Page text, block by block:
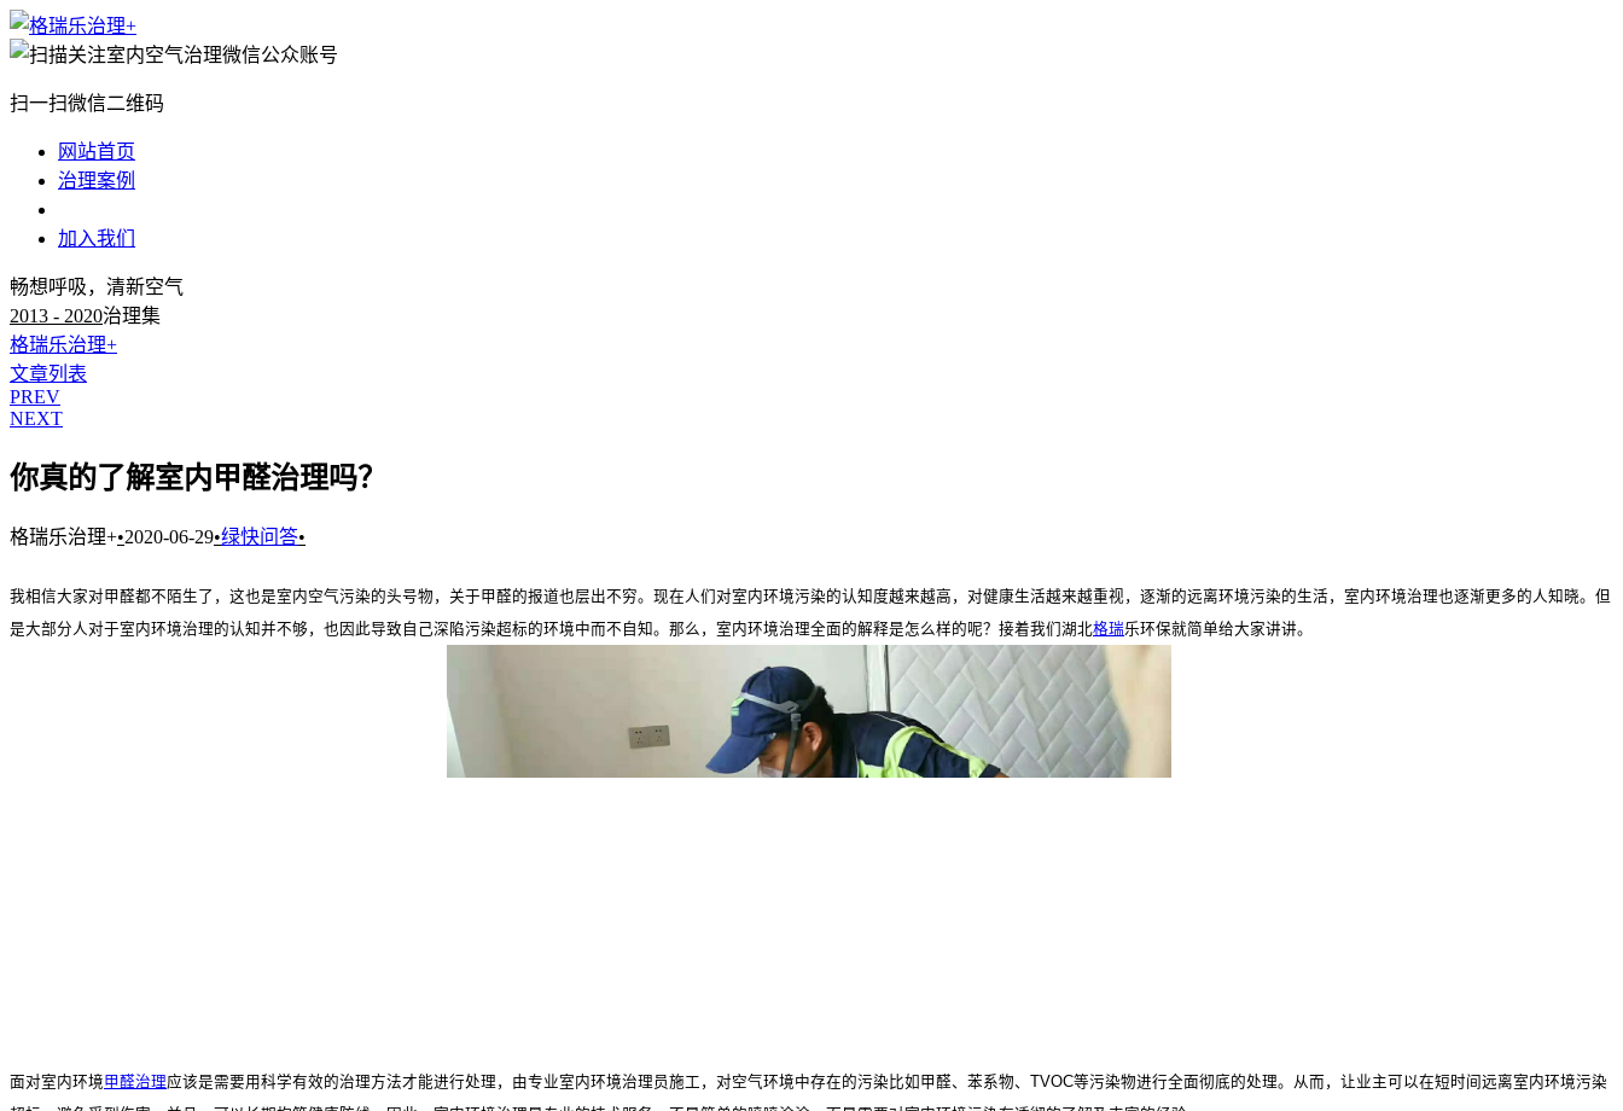
扫一扫微信二维码
网站首页
治理案例
加入我们
畅想呼吸，清新空气
2013 - 2020治理集
格瑞乐治理+
文章列表
PREV
NEXT
你真的了解室内甲醛治理吗？
格瑞乐治理+•2020-06-29•绿快问答•
我相信大家对甲醛都不陌生了，这也是室内空气污染的头号物，关于甲醛的报道也层出不穷。现在人们对室内环境污染的认知度越来越高，对健康生活越来越重视，逐渐的远离环境污染的生活，室内环境治理也逐渐更多的人知晓。但
是大部分人对于室内环境治理的认知并不够，也因此导致自己深陷污染超标的环境中而不自知。那么，室内环境治理全面的解释是怎么样的呢？接着我们湖北格瑞乐环保就简单给大家讲讲。
面对室内环境甲醛治理应该是需要用科学有效的治理方法才能进行处理，由专业室内环境治理员施工，对空气环境中存在的污染比如甲醛、苯系物、 TVOC等污染物进行全面彻底的处理。从而，让业主可以在短时间远离室内环境污染